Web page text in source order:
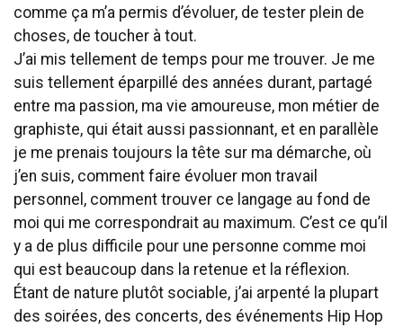
comme ça m’a permis d’évoluer, de tester plein de
choses, de toucher à tout.
J’ai mis tellement de temps pour me trouver. Je me
suis tellement éparpillé des années durant, partagé
entre ma passion, ma vie amoureuse, mon métier de
graphiste, qui était aussi passionnant, et en parallèle
je me prenais toujours la tête sur ma démarche, où
j’en suis, comment faire évoluer mon travail
personnel, comment trouver ce langage au fond de
moi qui me correspondrait au maximum. C’est ce qu’il
y a de plus difficile pour une personne comme moi
qui est beaucoup dans la retenue et la réflexion.
Étant de nature plutôt sociable, j’ai arpenté la plupart
des soirées, des concerts, des événements Hip Hop